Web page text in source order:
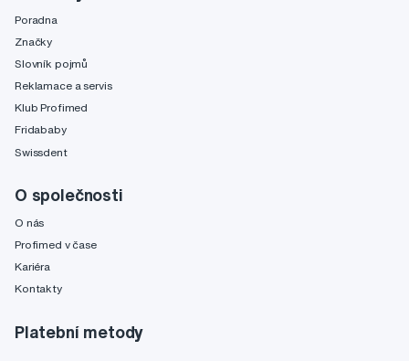
Poradna
Značky
Slovník pojmů
Reklamace a servis
Klub Profimed
Fridababy
Swissdent
O společnosti
O nás
Profimed v čase
Kariéra
Kontakty
Platební metody